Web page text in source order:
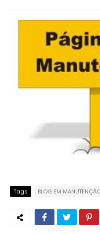
Tags BLOG EM